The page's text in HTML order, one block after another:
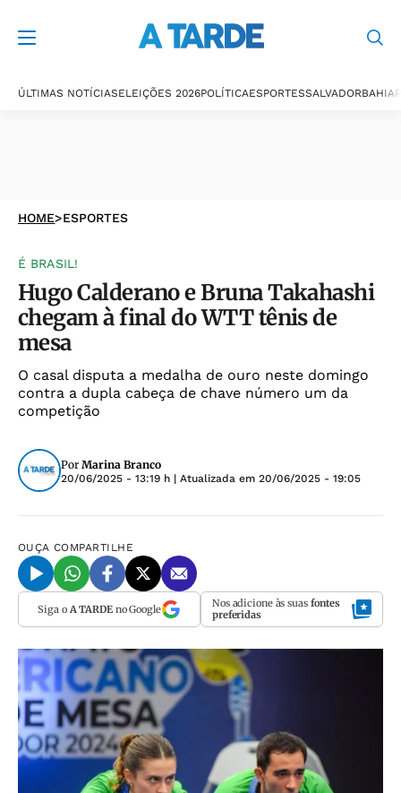
ÚLTIMAS NOTÍCIASELEIÇÕES 2026POLÍTICAESPORTESSALVADORBAHIA
HOME>ESPORTES
É BRASIL!
Hugo Calderano e Bruna Takahashi
chegam à final do WTT tênis de
mesa
O casal disputa a medalha de ouro neste domingo
contra a dupla cabeça de chave número um da
competição
Por Marina Branco
20/06/2025 - 13:19 h | Atualizada em 20/06/2025 - 19:05
OUÇA COMPARTILHE
Siga o A TARDEno Google Nos adicione às suas fontes
preferidas